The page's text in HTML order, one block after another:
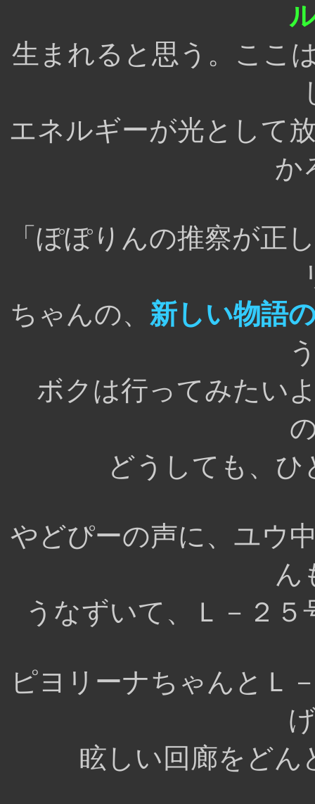
生まれると思う。ここ
エネルギーが光として
か
「ぽぽりんの推察が正
ちゃんの、 新しい物語
ボクは行ってみたい
どうしても、
やどぴーの声に、ユウ
ん
うなずいて、Ｌ－２５
ピヨリーナちゃんとＬ
眩しい回廊をどん